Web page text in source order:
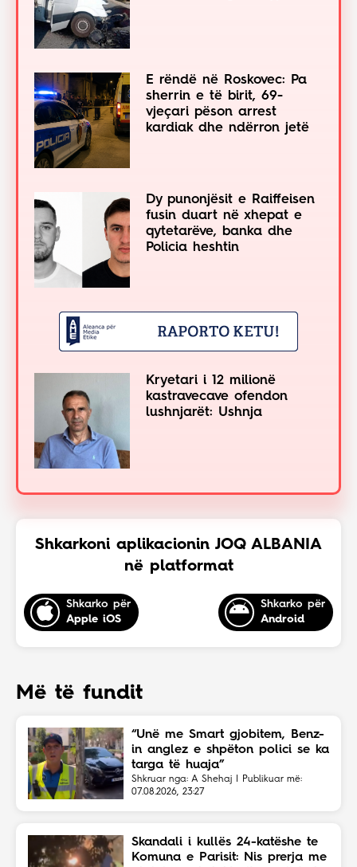
E rëndë në Roskovec: Pa
sherrin e të birit, 69-
vjeçari pëson arrest
kardiak dhe ndërron jetë
Dy punonjësit e Raiffeisen
fusin duart në xhepat e
qytetarëve, banka dhe
Policia heshtin
Kryetari i 12 milionë
kastravecave ofendon
lushnjarët: Ushnja
Shkarkoni aplikacionin JOQ ALBANIA
në platformat
Shkarko për
Apple iOS
Shkarko për
Android
Më të fundit
“Unë me Smart gjobitem, Benz-
in anglez e shpëton polici se ka
targa të huaja”
Shkruar nga: A Shehaj | Publikuar më:
07.08.2026, 23:27
Skandali i kullës 24-katëshe te
Komuna e Parisit: Nis prerja me